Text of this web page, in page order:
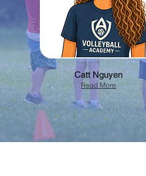
Catt Nguyen
Read More